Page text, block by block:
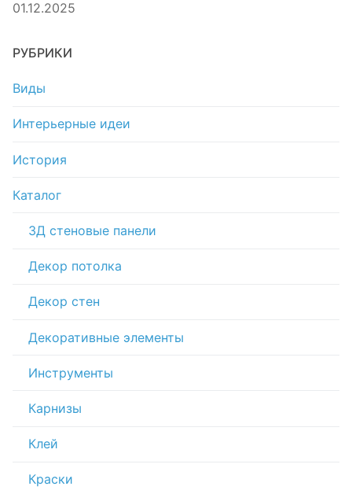
01.12.2025
РУБРИКИ
Виды
Интерьерные идеи
История
Каталог
3Д стеновые панели
Декор потолка
Декор стен
Декоративные элементы
Инструменты
Карнизы
Клей
Краски